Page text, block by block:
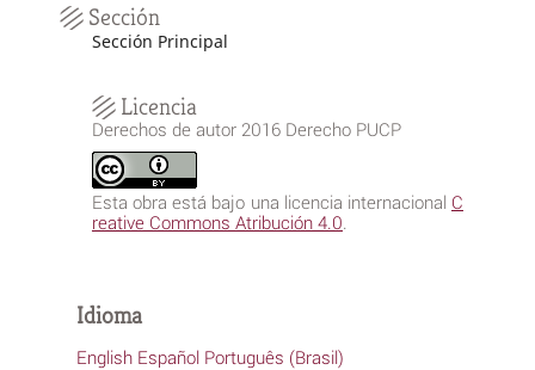
Sección
Sección Principal
Licencia
Derechos de autor 2016 Derecho PUCP
Esta obra está bajo una licencia internacional C
reative Commons Atribución 4.0
Idioma
English Español Português (Brasil)